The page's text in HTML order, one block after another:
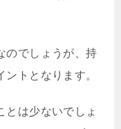
のでしょうが、持
トとなります。
とは少ないでしょ